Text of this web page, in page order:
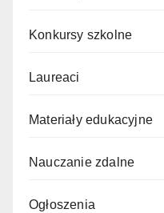
Konkursy szkolne
Laureaci
Materiały edukacyjne
Nauczanie zdalne
Ogłoszenia